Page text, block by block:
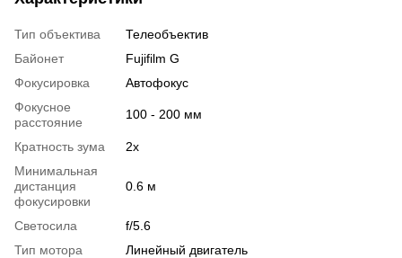
Тип объектива
Телеобъектив
Байонет
Fujifilm G
Фокусировка
Автофокус
Фокусное
расстояние
100 - 200 мм
Кратность зума
2x
Минимальная
дистанция
фокусировки
0.6 м
Светосила
f/5.6
Тип мотора
Линейный двигатель